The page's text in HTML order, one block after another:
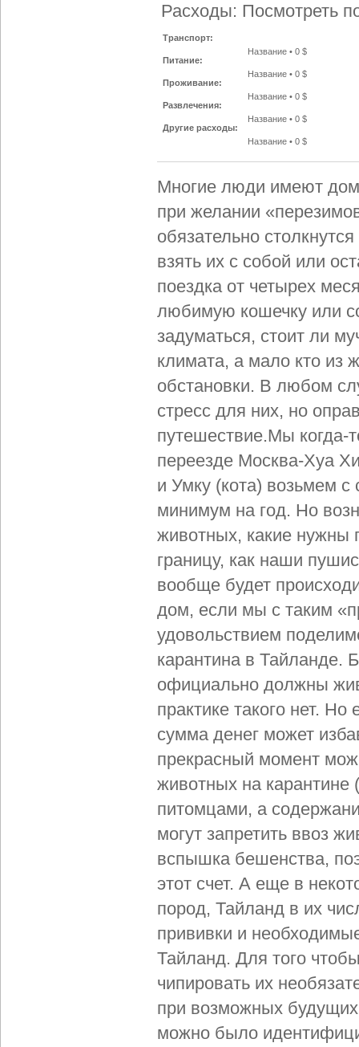
Расходы: Посмотреть
Транспорт:
Название • 0 $
Питание:
Название • 0 $
Проживание:
Название • 0 $
Развлечения:
Название • 0 $
Другие расходы:
Название • 0 $
Многие люди имеют
при желании
обязательно
взять их с собой или
поездка от четырех
любимую кошечку или
задуматься, стоит ли
климата, а мало кто из
обстановки. В любом
стресс для них, но
путешествие.Мы когда-
переезде Москва-Хуа
и Умку (кота) возьмем с
минимум на год. Но
животных, какие нужны
границу, как наши
вообще будет
дом, если мы с таким
удовольствием
карантина в Тайланде.
официально должны
практике такого нет.
сумма денег может
прекрасный момент
животных на карантине
питомцами, а
могут запретить ввоз
вспышка бешенства,
этот счет. А еще в
пород, Тайланд в их
прививки и
Тайланд. Для того
чипировать их
при возможных
можно было